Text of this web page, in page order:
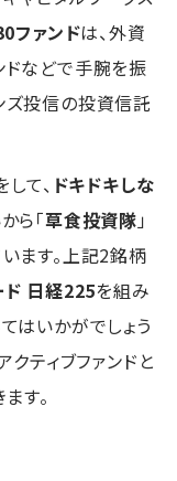
ファンドは、外資
などで手腕を振
投信の投資信託
て、 ドキドキしな
ら「草食投資隊 」
ます。上記2銘柄
ド 日経225を組み
はいかがでしょう
ティブファンドと
す。